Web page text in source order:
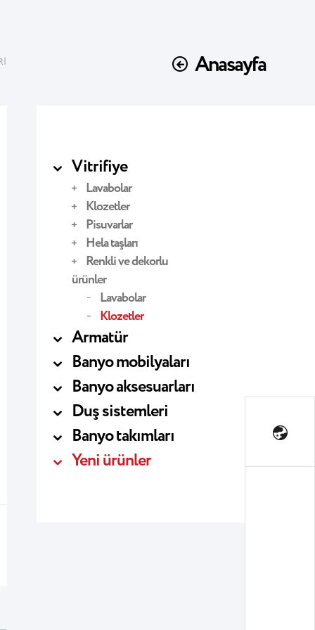
Anasayfa
Vitrifiye
Lavabolar
Klozetler
Pisuvarlar
Hela taşları
Renkli ve dekorlu
ürünler
Lavabolar
Klozetler
Armatür
Banyo mobilyaları
Banyo aksesuarları
Duş sistemleri
Banyo takımları
Yeni ürünler